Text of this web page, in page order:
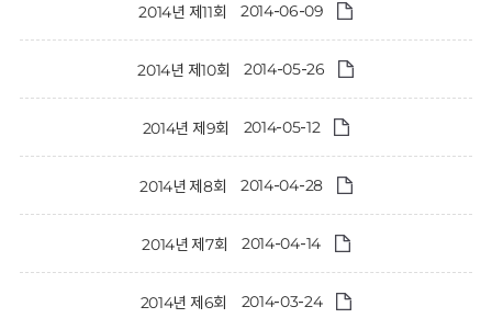
2014년 제11회 2014-06-09
2014년 제10회 2014-05-26
2014년 제9회 2014-05-12
2014년 제8회 2014-04-28
2014년 제7회 2014-04-14
2014년 제6회 2014-03-24